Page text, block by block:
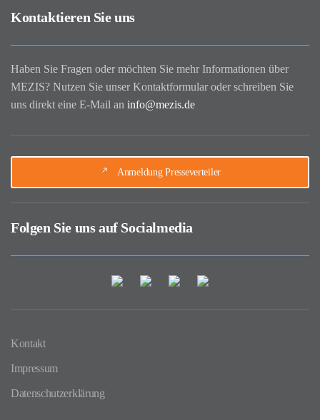
Kontaktieren Sie uns
Haben Sie Fragen oder möchten Sie mehr Informationen über
MEZIS? Nutzen Sie unser Kontaktformular oder schreiben Sie
uns direkt eine E-Mail an info@mezis.de
Anmeldung Presseverteiler
Folgen Sie uns auf Socialmedia
Kontakt
Impressum
Datenschutzerklärung